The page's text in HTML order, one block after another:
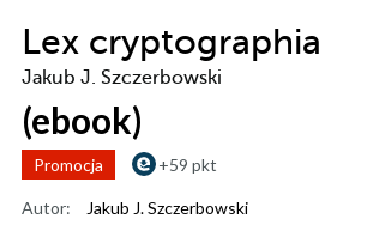
Lex cryptographia
Jakub J. Szczerbowski
(ebook)
Promocja +59 pkt
Autor:
Jakub J. Szczerbowski